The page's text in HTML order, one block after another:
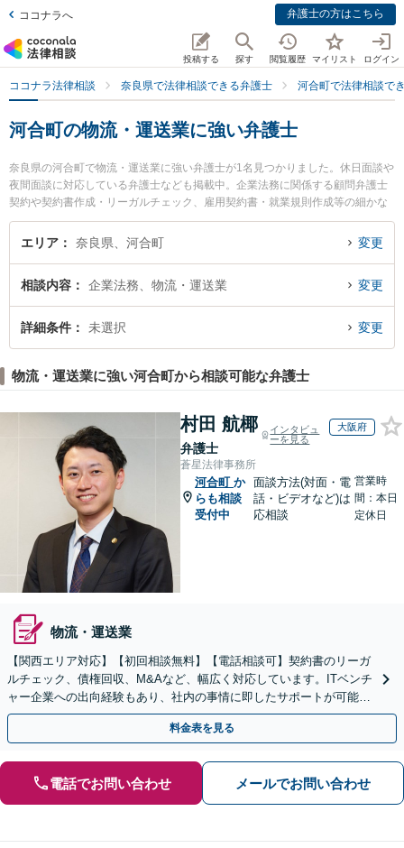
ココナラへ 弁護士の方はこちら
投稿する 探す 閲覧履歴 マイリスト ログイン
ココナラ法律相談 奈良県で法律相談できる弁護士 河合町で法律相談で
河合町の物流・運送業に強い弁護士
奈良県の河合町で物流・運送業に強い弁護士が1名見つかりました。休日面談や
夜間面談に対応している弁護士なども掲載中。企業法務に関係する顧問弁護士
契約や契約書作成・リーガルチェック、雇用契約書・就業規則作成等の細かな
分野での絞り込み検索もでき便利です。特に弁護士法人ましろ総合法律事務所
西大和オフィスの青木 麻耶子弁護士のプロフィール情報や弁護士費用、強みな
富な近くの弁護士を検索したい』『初回相談無料で物流・運送業を法律相談で
きる河合町内の弁護士に相談予約したい』などでお困りの相談者さんにおすす
めです。
エリア 奈良県、河合町 変更
相談内容 企業法務、物流・運送業 変更
詳細条件 未選択 変更
物流・運送業に強い河合町から相談可能な弁護士
村田 航椰
弁護士
インタビュ
ーを見る
大阪府
蒼星法律事務所
河合町 か
らも相談
受付中
面談方法(対面・電
話・ビデオなど)は
応相談
営業時
間：本日
定休日
物流・運送業
【関西エリア対応】【初回相談無料】【電話相談可】契約書のリーガ
ルチェック、債権回収、M&Aなど、幅広く対応しています。ITベンチ
ャー企業への出向経験もあり、社内の事情に即したサポートが可能で
す。お気軽にご相談ください。【夜間・土日相談可】
料金表を見る
電話でお問い合わせ メールでお問い合わせ